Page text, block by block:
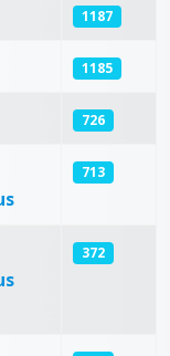
1187
1185
726
713
372